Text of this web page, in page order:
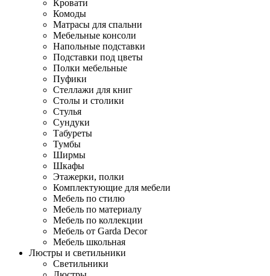
Кровати
Комоды
Матрасы для спальни
Мебельные консоли
Напольные подставки
Подставки под цветы
Полки мебельные
Пуфики
Стеллажи для книг
Столы и столики
Стулья
Сундуки
Табуреты
Тумбы
Ширмы
Шкафы
Этажерки, полки
Комплектующие для мебели
Мебель по стилю
Мебель по материалу
Мебель по коллекции
Мебель от Garda Decor
Мебель школьная
Люстры и светильники
Светильники